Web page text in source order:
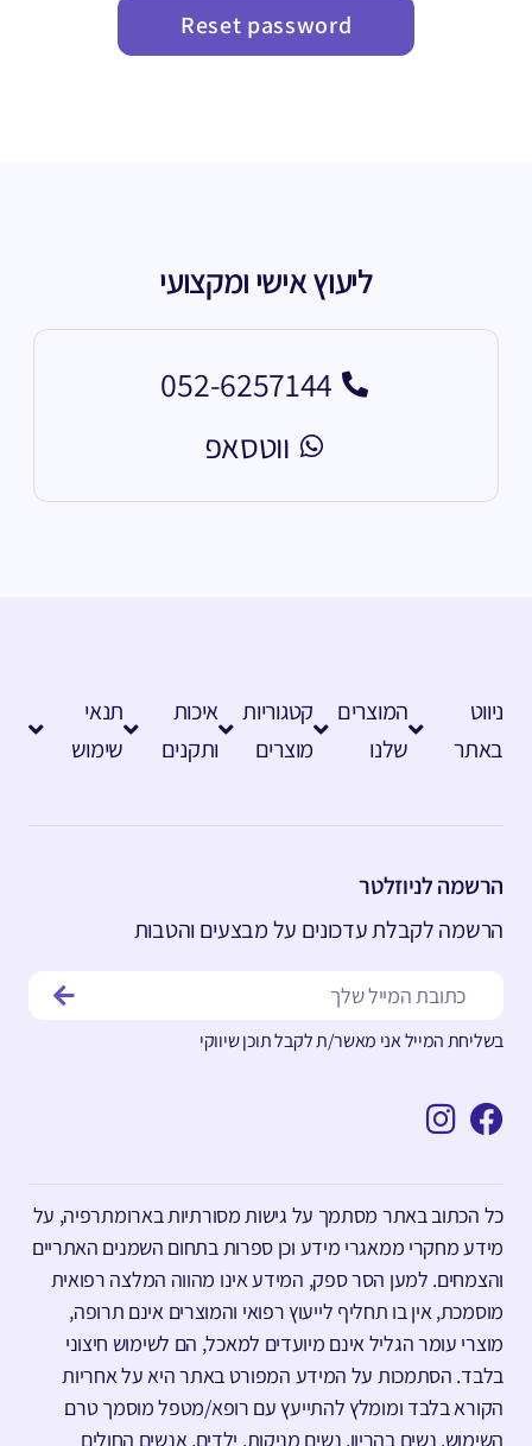
ליעוץ אישי ומקצועי
052-6257144
ווטסאפ
הרשמה לניוזלטר
הרשמה לקבלת עדכונים על מבצעים והטבות
בשליחת המייל אני מאשר/ת לקבל תוכן שיווקי
ניווט
באתר
המוצרים
שלנו
תנאי
שימוש
קטגוריות
מוצרים
איכות
ותקנים
כל הכתוב באתר מסתמך על גישות מסורתיות בארומתרפיה, על
מידע מחקרי ממאגרי מידע וכן ספרות בתחום השמנים האתריים
והצמחים. למען הסר ספק, המידע אינו מהווה המלצה רפואית
מוסמכת, אין בו תחליף לייעוץ רפואי והמוצרים אינם תרופה,
מוצרי עומר הגליל אינם מיועדים למאכל, הם לשימוש חיצוני
בלבד. הסתמכות על המידע המפורט באתר היא על אחריות
הקורא בלבד ומומלץ להתייעץ עם רופא/מטפל מוסמך טרם
השימוש. נשים בהריון, נשים מניקות, ילדים, אנשים החולים